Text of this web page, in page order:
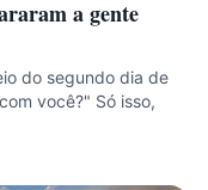
a gente
do segundo dia de
você?" Só isso,